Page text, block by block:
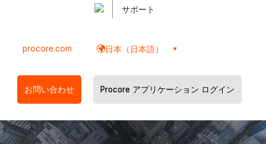
サポート
procore.com 日本（日本語）
お問い合わせ Procore アプリケーション ログイン